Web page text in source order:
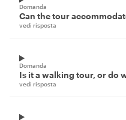
Domanda
Can the tour
vedi risposta
Domanda
Is it a walking tour, or do
vedi risposta